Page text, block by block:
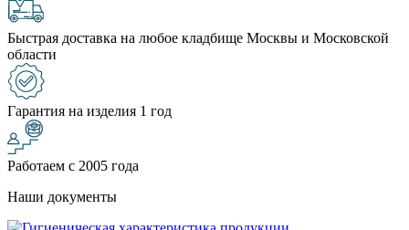
Быстрая доставка на любое кладбище Москвы и Московской
области
Гарантия на изделия 1 год
Работаем с 2005 года
Наши документы